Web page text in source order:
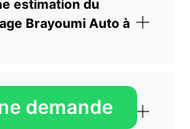
estimation du
Brayoumi Auto à
Auto délivre-t-il
à
demande